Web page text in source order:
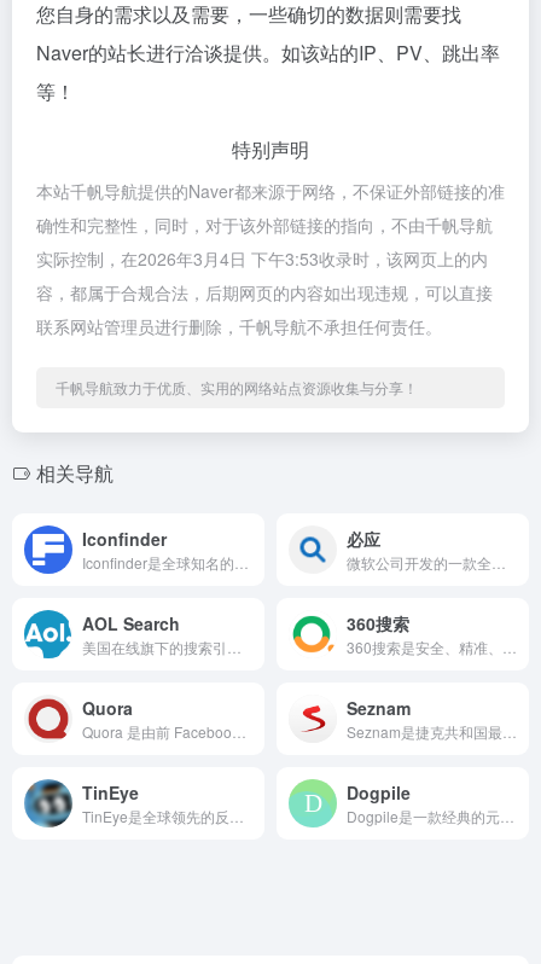
您自身的需求以及需要，一些确切的数据则需要找
Naver的站长进行洽谈提供。如该站的IP、PV、跳出率
等！
特别声明
本站千帆导航提供的Naver都来源于网络，不保证外部链接的准
确性和完整性，同时，对于该外部链接的指向，不由千帆导航
实际控制，在2026年3月4日 下午3:53收录时，该网页上的内
容，都属于合规合法，后期网页的内容如出现违规，可以直接
联系网站管理员进行删除，千帆导航不承担任何责任。
千帆导航致力于优质、实用的网络站点资源收集与分享！
相关导航
Iconfinder 必应
AOL Search 360搜索
Quora Seznam
TinEye Dogpile